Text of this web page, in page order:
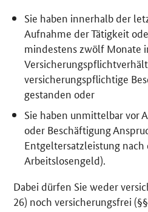
Sie haben innerhalb der
Aufnahme der Tätigkeit
mindestens zwölf Monate
versicherungspflichtige
gestanden oder
Sie haben unmittelbar vor
oder Beschäftigung
Entgeltersatzleistung nach
Arbeitslosengeld).
Dabei dürfen Sie weder
26) noch versicherungsfrei